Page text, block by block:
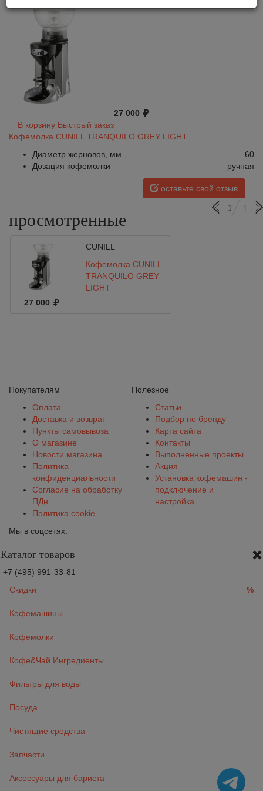
27 000
В корзину Быстрый заказ
Кофемолка CUNILL TRANQUILO GREY LIGHT
Диаметр жерновов, мм
60
Дозация кофемолки
ручная
оставьте свой отзыв
просмотренные
1 1
CUNILL
Кофемолка CUNILL
TRANQUILO GREY
LIGHT
27 000
Покупателям
Оплата
Доставка и возврат
Пункты самовывоза
О магазине
Новости магазина
Политика
конфиденциальности
Согласие на обработку
ПДн
Политика cookie
Полезное
Статьи
Подбор по бренду
Карта сайта
Контакты
Выполненные проекты
Акция
Установка кофемашин -
подключение и
настройка
Мы в соцсетях:
Каталог товаров
+7 (495) 991-33-81
Скидки
%
Кофемашины
Кофемолки
Кофе&Чай Ингредиенты
Фильтры для воды
Посуда
Чистящие средства
Запчасти
Аксессуары для бариста